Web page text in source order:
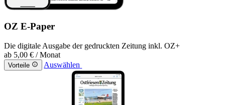
OZ E-Paper
Die digitale Ausgabe der gedruckten Zeitung inkl. OZ+
ab 5,00 € / Monat
Vorteile Auswählen